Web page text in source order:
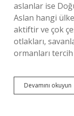
aslanlar ise
Aslan hangi
aktiftir ve çok
otlakları,
ormanları
Devamını okuyun